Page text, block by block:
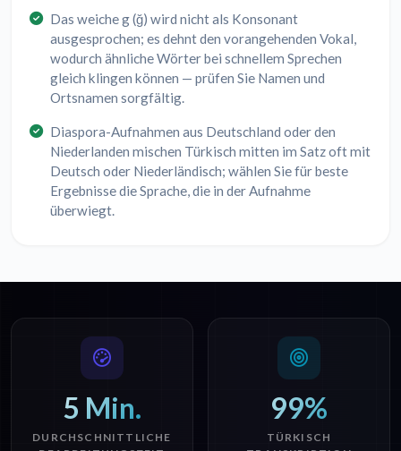
Das weiche g (ğ) wird nicht als Konsonant
ausgesprochen; es dehnt den vorangehenden Vokal,
wodurch ähnliche Wörter bei schnellem Sprechen
gleich klingen können — prüfen Sie Namen und
Ortsnamen sorgfältig.
Diaspora-Aufnahmen aus Deutschland oder den
Niederlanden mischen Türkisch mitten im Satz oft mit
Deutsch oder Niederländisch; wählen Sie für beste
Ergebnisse die Sprache, die in der Aufnahme
überwiegt.
5 Min.
DURCHSCHNITTLICHE
99%
TÜRKISCH